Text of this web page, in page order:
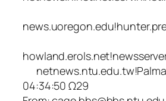
04:34:50 Ω29